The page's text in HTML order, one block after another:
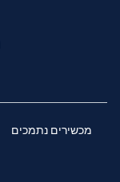
מכשירים נתמכים